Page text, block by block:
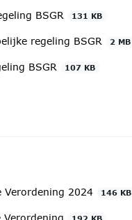
BSGR
131 KB
regeling BSGR 2 MB
BSGR 107 KB
Verordening 2024
146 KB
Verordening